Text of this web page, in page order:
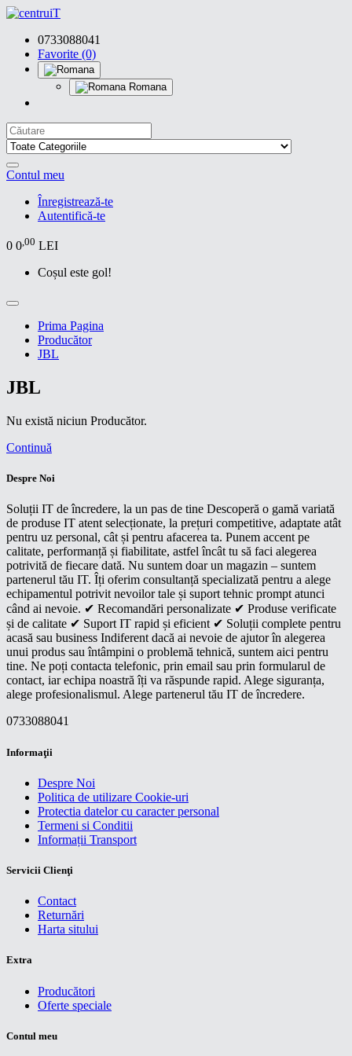
0733088041
Favorite (0)
Romana
Contul meu
Înregistrează-te
Autentifică-te
0 0,00 LEI
Coșul este gol!
Prima Pagina
Producător
JBL
JBL
Nu există niciun Producător.
Continuă
Despre Noi
Soluții IT de încredere, la un pas de tine Descoperă o gamă variată
de produse IT atent selecționate, la prețuri competitive, adaptate atât
pentru uz personal, cât și pentru afacerea ta. Punem accent pe
calitate, performanță și fiabilitate, astfel încât tu să faci alegerea
potrivită de fiecare dată. Nu suntem doar un magazin – suntem
partenerul tău IT. Îți oferim consultanță specializată pentru a alege
echipamentul potrivit nevoilor tale și suport tehnic prompt atunci
când ai nevoie. ✔ Recomandări personalizate ✔ Produse verificate
și de calitate ✔ Suport IT rapid și eficient ✔ Soluții complete pentru
acasă sau business Indiferent dacă ai nevoie de ajutor în alegerea
unui produs sau întâmpini o problemă tehnică, suntem aici pentru
tine. Ne poți contacta telefonic, prin email sau prin formularul de
contact, iar echipa noastră îți va răspunde rapid. Alege siguranța,
alege profesionalismul. Alege partenerul tău IT de încredere.
0733088041
Informaţii
Despre Noi
Politica de utilizare Cookie-uri
Protectia datelor cu caracter personal
Termeni si Conditii
Informații Transport
Servicii Clienţi
Contact
Returnări
Harta sitului
Extra
Producători
Oferte speciale
Contul meu